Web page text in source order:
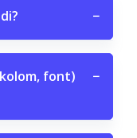
−
font)
−